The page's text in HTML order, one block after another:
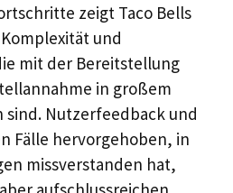
zeigt Taco Bells
und
mit der Bereitstellung
in großem
sind. Nutzerfeedback und
Fälle hervorgehoben, in
missverstanden hat,